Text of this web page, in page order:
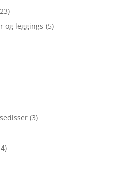
og leggings (5)
(3)